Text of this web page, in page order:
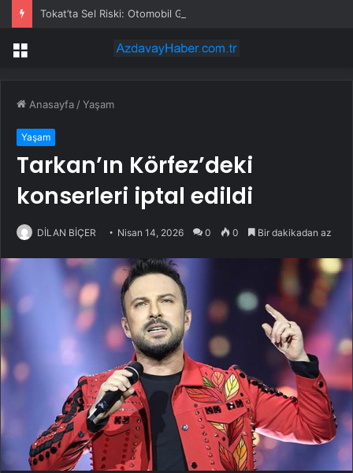
Tokat’ta Sel Riski: Otomobil Güvenli Alana Çekildi
Menü
Anasayfa /Yaşam
Yaşam
Tarkan’ın Körfez’deki
konserleri iptal edildi
DİLAN BİÇER Nisan 14, 2026 0 0 Bir dakikadan az